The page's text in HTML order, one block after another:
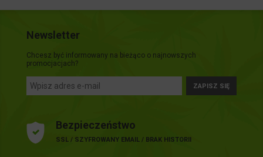
Newsletter
Chcesz być informowany na bieżąco o najnowszych
promocjacjach?
ZAPISZ SIĘ
Bezpieczeństwo
SSL / SZYFROWANY EMAIL / BRAK HISTORII